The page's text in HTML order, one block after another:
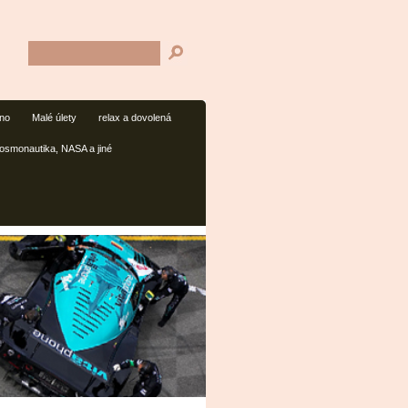
Malé úlety relax a dovolená
NASA a jiné